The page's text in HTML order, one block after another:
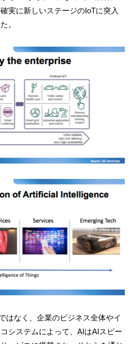
実に新しいステージのIoTに突入
。
はなく、企業のビジネス全体やイ
システムによって、AIはAIスピー